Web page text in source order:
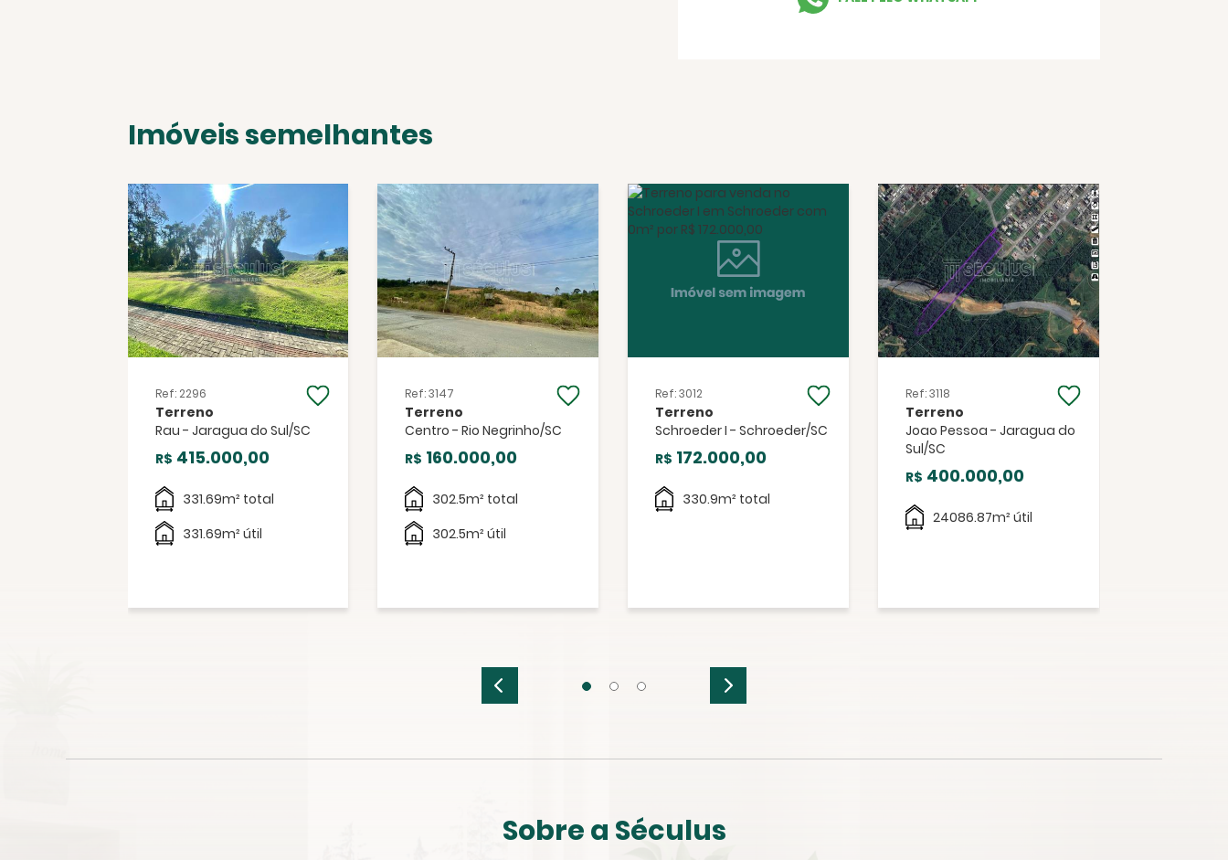
Facebook Twitter WhatsApp
Imóveis semelhantes
Ref: 2296
Terreno
Rau - Jaragua do Sul/SC
R$ 415.000,00
331.69m² total
331.69m² útil
Ref: 3147
Terreno
Centro - Rio Negrinho/SC
R$ 160.000,00
302.5m² total
302.5m² útil
Ref: 3012
Terreno
Schroeder I - Schroeder/SC
R$ 172.000,00
330.9m² total
Ref: 3118
Terreno
Joao Pessoa - Jaragua do
Sul/SC
R$ 400.000,00
24086.87m² útil
Sobre a Séculus